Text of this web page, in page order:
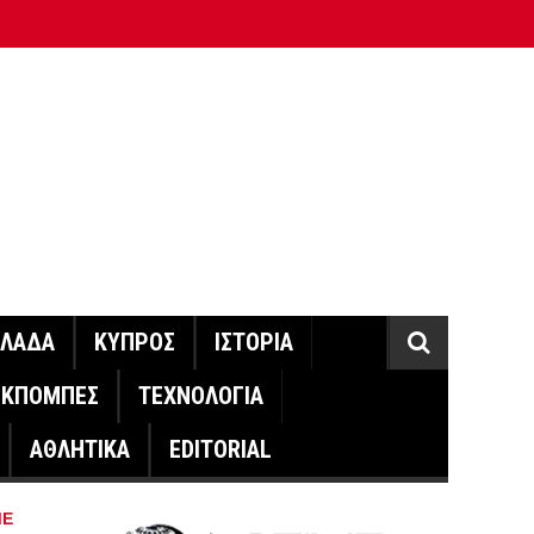
ΚΥΠΡΟΣ
ΙΣΤΟΡΙΑ
ΤΕΧΝΟΛΟΓΙΑ
ΑΘΛΗΤΙΚΑ EDITORIAL